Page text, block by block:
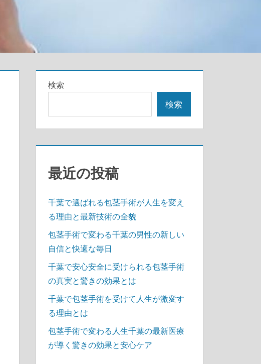
検索
検索
最近の投稿
千葉で選ばれる包茎手術が人生を変え
る理由と最新技術の全貌
包茎手術で変わる千葉の男性の新しい
自信と快適な毎日
千葉で安心安全に受けられる包茎手術
の真実と驚きの効果とは
千葉で包茎手術を受けて人生が激変す
る理由とは
包茎手術で変わる人生千葉の最新医療
が導く驚きの効果と安心ケア